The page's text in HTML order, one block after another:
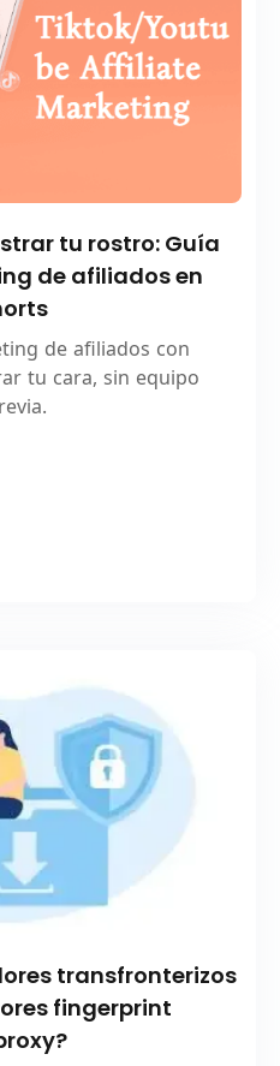
tu rostro: Guía
de afiliados en
de afiliados con
tu cara, sin equipo
transfronterizos
fingerprint